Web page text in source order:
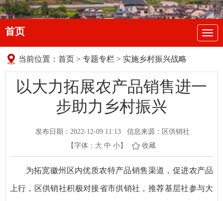
导
航
首页
当前位置： 首页 > 专题专栏 > 实施乡村振兴战略
以大力拓展农产品销售进一
步助力乡村振兴
发布日期：2022-12-09 11:13
信息来源：区供销社
【字体： 大 中 小】 收藏
为拓宽徽州区内优质农特产品销售渠道，促进农产品
上行，区供销社积极对接省市供销社，推荐基层社参与大